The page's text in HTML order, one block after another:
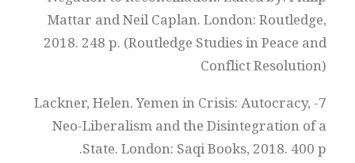
Mattar and Neil Caplan. London: Routledge,
2018. 248 p. (Routledge Studies in Peace and
Conflict Resolution)
7- Lackner, Helen. Yemen in Crisis: Autocracy,
Neo-Liberalism and the Disintegration of a
State. London: Saqi Books, 2018. 400 p.